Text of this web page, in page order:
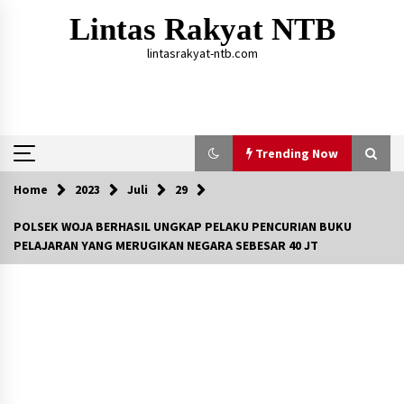
Lintas Rakyat NTB
lintasrakyat-ntb.com
Trending Now
Trending Now
Home 2023 Juli 29
POLSEK WOJA BERHASIL UNGKAP PELAKU PENCURIAN BUKU
PELAJARAN YANG MERUGIKAN NEGARA SEBESAR 40 JT